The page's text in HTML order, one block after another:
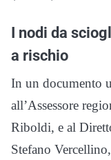
I nodi da
a rischio
In un documento
all’Assessore
Riboldi, e al
Stefano